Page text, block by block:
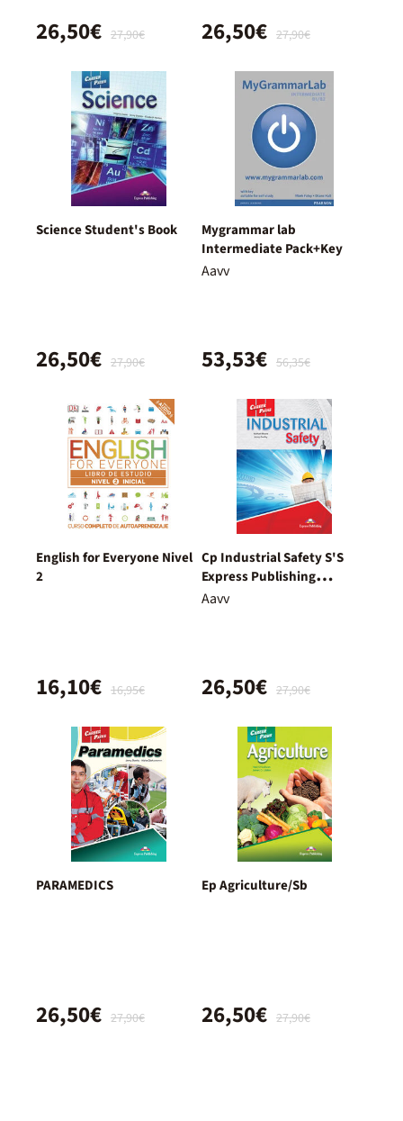
27,90€
26,50€ 27,90€
26,50€
Science Student's Book
27,90€
26,50€
Mygrammar lab
Intermediate Pack+Key
Aavv
56,35€
53,53€
English for Everyone Nivel
2
16,95€
16,10€
Cp Industrial Safety S'S
Express Publishing
9781471587658
Aavv
27,90€
26,50€
PARAMEDICS
27,90€
26,50€
Ep Agriculture/Sb
27,90€
26,50€